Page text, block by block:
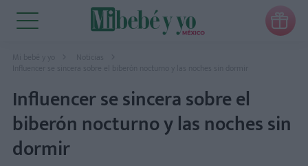

Mi bebé y yo
Noticias
Influencer se sincera sobre el biberón nocturno y las noches sin dormir
Influencer se sincera sobre el
biberón nocturno y las noches sin
dormir